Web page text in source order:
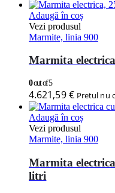
Adaugă în coș
Vezi produsul
Marmite, linia 900
Marmita
0out of 5
4.621,59€ Pretul nu
Adaugă în coș
Vezi produsul
Marmite, linia 900
Marmita
litri